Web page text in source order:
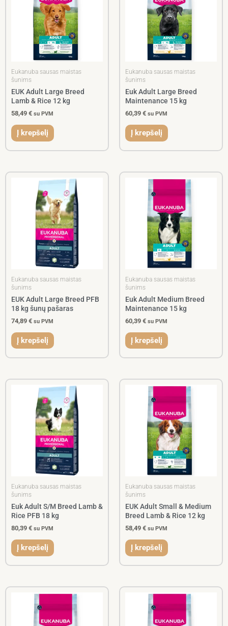
Eukanuba sausas maistas
šunims
EUK Adult Large Breed
Lamb & Rice 12 kg
58,49 € su PVM
Į krepšelį
Eukanuba sausas maistas
šunims
Euk Adult Large Breed
Maintenance 15 kg
60,39 € su PVM
Į krepšelį
Eukanuba sausas maistas
šunims
EUK Adult Large Breed PFB
18 kg šunų pašaras
74,89 € su PVM
Į krepšelį
Eukanuba sausas maistas
šunims
Euk Adult Medium Breed
Maintenance 15 kg
60,39 € su PVM
Į krepšelį
Eukanuba sausas maistas
šunims
Euk Adult S/M Breed Lamb &
Rice PFB 18 kg
80,39 € su PVM
Į krepšelį
Eukanuba sausas maistas
šunims
EUK Adult Small & Medium
Breed Lamb & Rice 12 kg
58,49 € su PVM
Į krepšelį